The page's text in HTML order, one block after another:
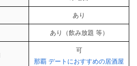
あり
あり（飲み放題 等）
可
那覇 デートにおすすめの居酒屋